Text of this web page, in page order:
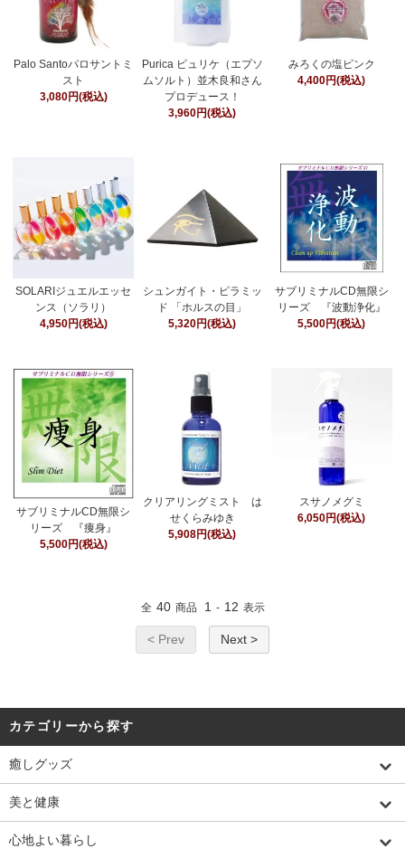
Palo Santoパロサントミ
スト
3,080円(税込)
Purica ピュリケ（エプソ
ムソルト）並木良和さん
プロデュース！
3,960円(税込)
みろくの塩ピンク
4,400円(税込)
SOLARIジュエルエッセ
ンス（ソラリ）
4,950円(税込)
シュンガイト・ピラミッ
ド 「ホルスの目」
5,320円(税込)
サブリミナルCD無限シ
リーズ 『波動浄化』
5,500円(税込)
サブリミナルCD無限シ
リーズ 『痩身』
5,500円(税込)
クリアリングミスト は
せくらみゆき
5,908円(税込)
スサノメグミ
6,050円(税込)
全 40 商品 1 - 12 表示
< Prev Next >
カテゴリーから探す
癒しグッズ
美と健康
心地よい暮らし